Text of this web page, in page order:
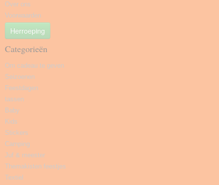
Over ons
Voorwaarden
Herroeping
Categorieën
Om cadeau te geven
Seizoenen
Feestdagen
tassen
Baby
Kids
Stickers
Camping
Juf & meester
Themakisten feestjes
Textiel